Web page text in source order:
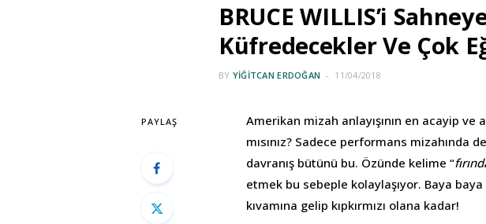
BRUCE WILLIS’i
Küfredecekler Ve Çok
BY YIĞITCAN ERDOĞAN 11/04/2018
PAYLAŞ Amerikan mizah anlayışının en acayip ve
mısınız? Sadece performans mizahında
davranış bütünü bu. Özünde kelime “
etmek bu sebeple kolaylaşıyor. Baya
kıvamına gelip kıpkırmızı olana kadar!